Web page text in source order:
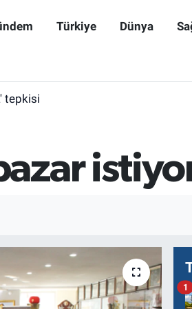
Türkiye Dünya
tepkisi
1